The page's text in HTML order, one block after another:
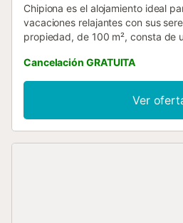
Chipiona es el alojamiento ideal
vacaciones relajantes con sus
propiedad, de 100 m², consta de
totalmente equipada con
ventilador de techo y mando a
completos, lo que permite alojar
los servicios adicionales se
con servicios de streaming. El
Cancelación GRATUITA
Ver